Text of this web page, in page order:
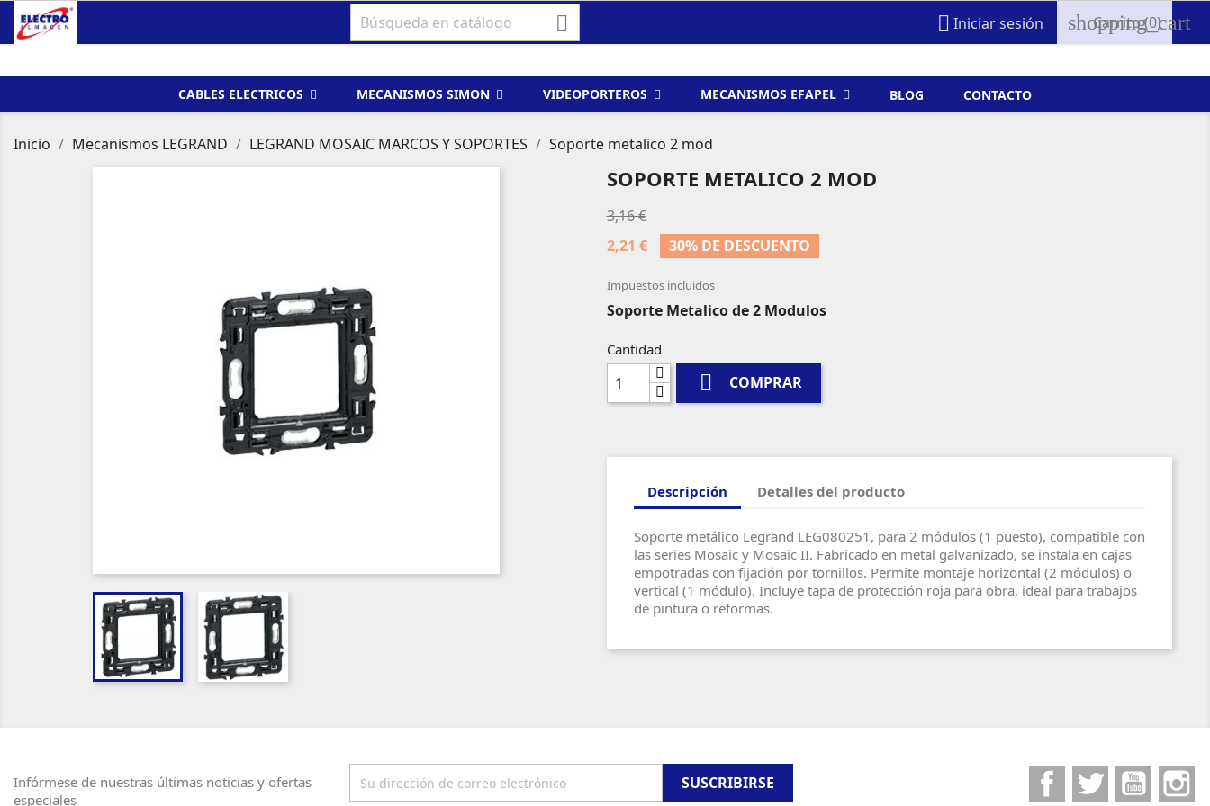
  Iniciar sesión shopping_cart
Carrito(0)
CABLES ELECTRICOS MECANISMOS SIMON VIDEOPORTEROS MECANISMOS EFAPEL BLOG CONTACTO
Inicio Mecanismos LEGRAND LEGRAND MOSAIC MARCOS Y SOPORTES Soporte metalico 2 mod
SOPORTE METALICO 2 MOD
3,16 €
2,21 €
30% DE DESCUENTO
Impuestos incluidos
Soporte Metalico de 2 Modulos
Cantidad
 COMPRAR
Descripción Detalles del producto
Soporte metálico Legrand LEG080251, para 2 módulos (1 puesto), compatible con
las series Mosaic y Mosaic II. Fabricado en metal galvanizado, se instala en cajas
empotradas con fijación por tornillos. Permite montaje horizontal (2 módulos) o
vertical (1 módulo). Incluye tapa de protección roja para obra, ideal para trabajos
de pintura o reformas.
Infórmese de nuestras últimas noticias y ofertas
especiales
FacebookTwitter YouTube